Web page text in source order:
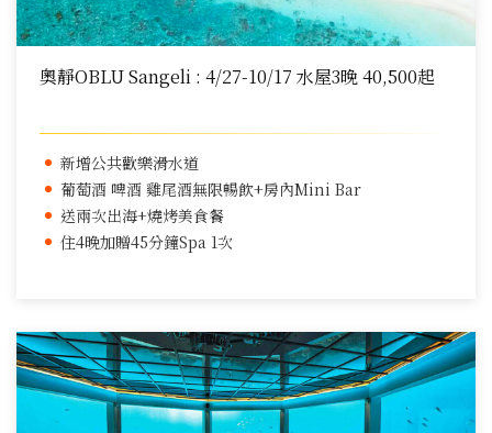
奧靜OBLU Sangeli : 4/27-10/17 水屋3晚 40,500起
新增公共歡樂滑水道
葡萄酒 啤酒 雞尾酒無限暢飲+房內Mini Bar
送兩次出海+燒烤美食餐
住4晚加贈45分鐘Spa 1次